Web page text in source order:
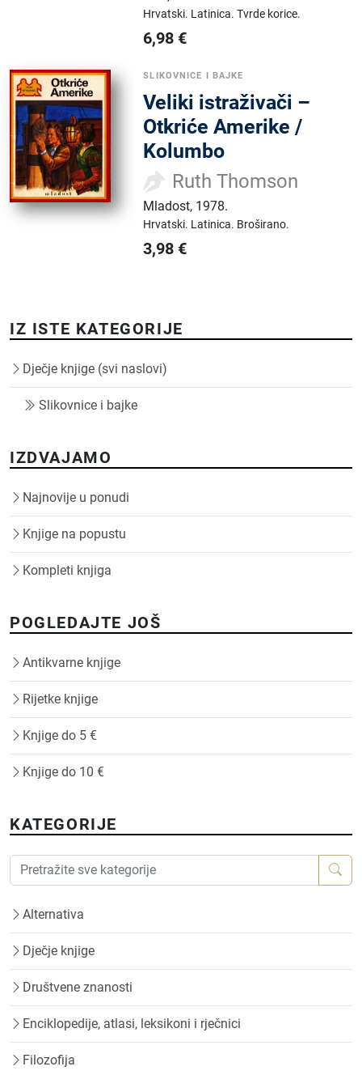
Hrvatski. Latinica.Tvrde korice.
6,98 €
SLIKOVNICE I BAJKE
Veliki istraživači –
Otkriće Amerike /
Kolumbo
Ruth Thomson
Mladost, 1978.
Hrvatski. Latinica. Broširano.
3,98 €
IZ ISTE KATEGORIJE
Dječje knjige (svi naslovi)
Slikovnice i bajke
IZDVAJAMO
Najnovije u ponudi
Knjige na popustu
Kompleti knjiga
POGLEDAJTE JOŠ
Antikvarne knjige
Rijetke knjige
Knjige do 5 €
Knjige do 10 €
KATEGORIJE
Alternativa
Dječje knjige
Društvene znanosti
Enciklopedije, atlasi, leksikoni i rječnici
Filozofija